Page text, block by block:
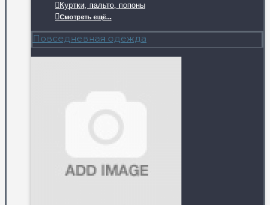
Куртки, пальто, попоны
Смотреть ещё...
Повседневная одежда